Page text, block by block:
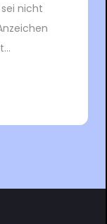
nicht